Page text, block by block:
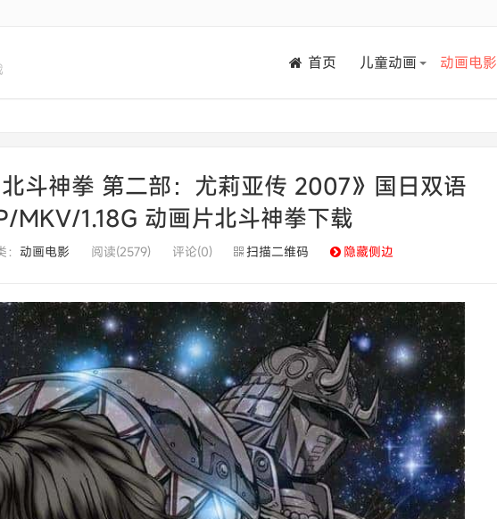
首页 儿童动画 动画电影
斗神拳 第二部：尤莉亚传 2007》国日双语
MKV/1.18G 动画片北斗神拳下载
动画电影 阅读(2579) 评论(0) 扫描二维码 隐藏侧边